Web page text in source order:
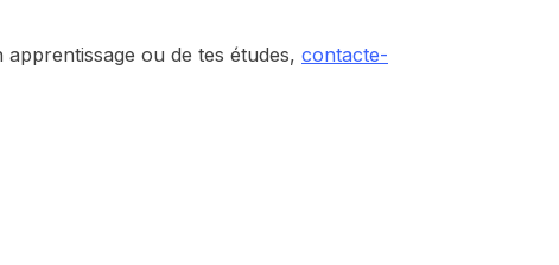
ou de tes études, contacte-